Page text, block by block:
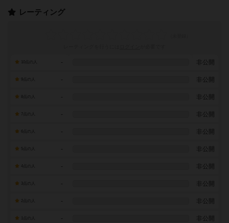
レーティング
- 非公開
- 非公開
- 非公開
7点の人 - 非公開
- 非公開
- 非公開
- 非公開
- 非公開
- 非公開
- 非公開